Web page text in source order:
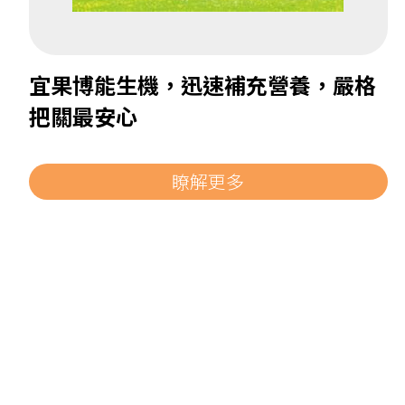
宜果博能生機，迅速補充營養，嚴格
把關最安心
瞭解更多